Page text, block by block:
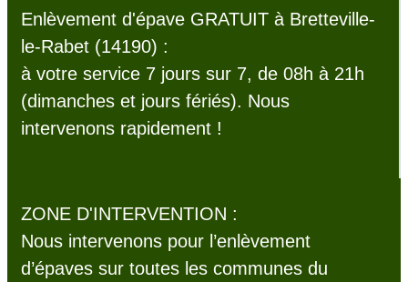
Enlèvement d'épave GRATUIT à Bretteville-
le-Rabet (14190) :
à votre service 7 jours sur 7, de 08h à 21h
(dimanches et jours fériés). Nous
intervenons rapidement !
ZONE D'INTERVENTION :
Nous intervenons pour l’enlèvement
d’épaves sur toutes les communes du